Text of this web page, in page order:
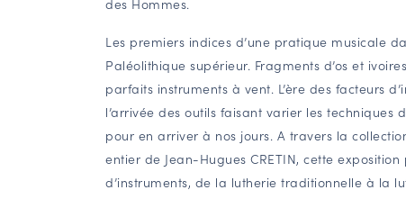
des Hommes.
Les premiers indices d’une pratique musicale
Paléolithique supérieur. Fragments d’os et
parfaits instruments à vent. L’ère des facteurs
l’arrivée des outils faisant varier les techniques
pour en arriver à nos jours. A travers la
entier de Jean-Hugues CRETIN, cette
d’instruments, de la lutherie traditionnelle à la